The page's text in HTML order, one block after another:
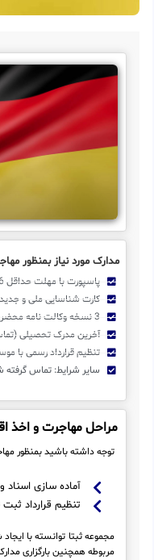
مدارک مورد نیاز بمنظور
پاسپورت با مهلت حداقل 6 ماهه تا پایان انقضا
کارت شناسایی ملی و جدید
3 نسخه وکالت نامه محضری
آخرین مدرک تحصیلی
تنظیم قرارداد رسمی با
سایر شرایط: تماس گرفته
مراحل مهاجرت و اخذ
توجه داشته باشید بمنظور
آماده سازی اسناد
تنظیم قرارداد
مجموعه ثبتا توانسته با
مربوطه همچنین بارگزاری